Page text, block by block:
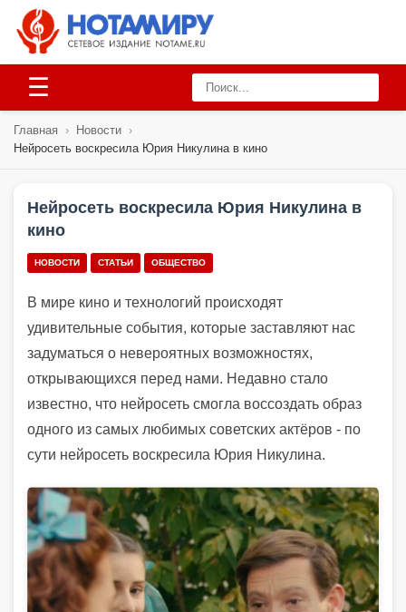
☰
Главная › Новости ›
Нейросеть воскресила Юрия Никулина в кино
Нейросеть воскресила Юрия Никулина в
кино
НОВОСТИ СТАТЬИ ОБЩЕСТВО
В мире кино и технологий происходят
удивительные события, которые заставляют нас
задуматься о невероятных возможностях,
открывающихся перед нами. Недавно стало
известно, что нейросеть смогла воссоздать образ
одного из самых любимых советских актёров - по
сути нейросеть воскресила Юрия Никулина.